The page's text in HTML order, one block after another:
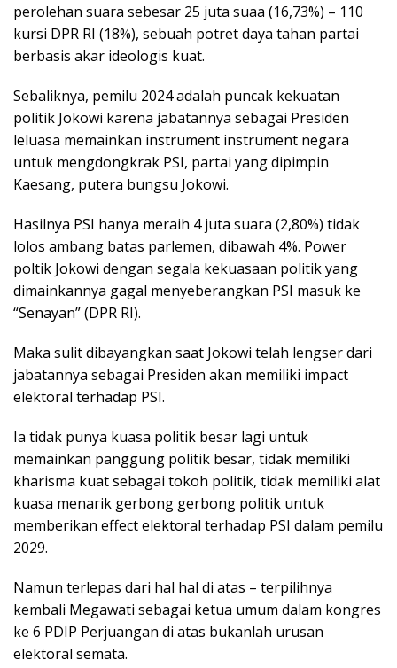
perolehan suara sebesar 25 juta suaa (16,73%) – 110
kursi DPR RI (18%), sebuah potret daya tahan partai
berbasis akar ideologis kuat.
Sebaliknya, pemilu 2024 adalah puncak kekuatan
politik Jokowi karena jabatannya sebagai Presiden
leluasa memainkan instrument instrument negara
untuk mengdongkrak PSI, partai yang dipimpin
Kaesang, putera bungsu Jokowi.
Hasilnya PSI hanya meraih 4 juta suara (2,80%) tidak
lolos ambang batas parlemen, dibawah 4%. Power
poltik Jokowi dengan segala kekuasaan politik yang
dimainkannya gagal menyeberangkan PSI masuk ke
“Senayan” (DPR RI).
Maka sulit dibayangkan saat Jokowi telah lengser dari
jabatannya sebagai Presiden akan memiliki impact
elektoral terhadap PSI.
Ia tidak punya kuasa politik besar lagi untuk
memainkan panggung politik besar, tidak memiliki
kharisma kuat sebagai tokoh politik, tidak memiliki alat
kuasa menarik gerbong gerbong politik untuk
memberikan effect elektoral terhadap PSI dalam pemilu
2029.
Namun terlepas dari hal hal di atas – terpilihnya
kembali Megawati sebagai ketua umum dalam kongres
ke 6 PDIP Perjuangan di atas bukanlah urusan
elektoral semata.